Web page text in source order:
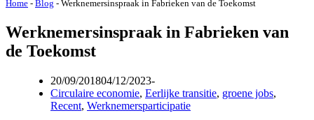
Home - Blog - Werknemersinspraak in Fabrieken van de Toekomst
Werknemersinspraak in Fabrieken van
de Toekomst
20/09/201804/12/2023
Circulaire economie, Eerlijke transitie, groene jobs,
Recent, Werknemersparticipatie